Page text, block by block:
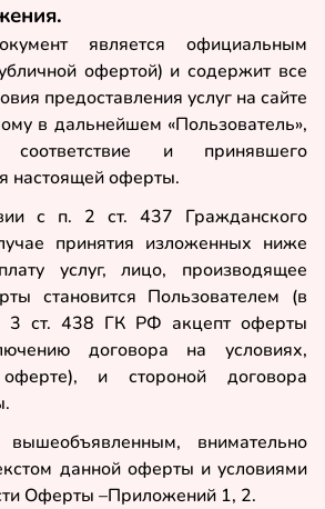
является официальным
офертой) и содержит все
предоставления услуг на сайте
в дальнейшем «Пользователь»,
соответствие и принявшего
настоящей оферты.
с п. 2 ст. 437 Гражданского
принятия изложенных ниже
услуг, лицо, производящее
становится Пользователем (в
3 ст. 438 ГК РФ акцепт оферты
договора на условиях,
и стороной договора
внимательно
данной оферты и условиями
Оферты –Приложений 1, 2.